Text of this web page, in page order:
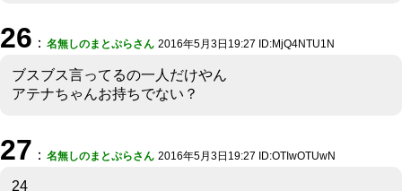
26 ： 名無しのまとぷらさん 2016年5月3日19:27 ID:MjQ4NTU1N
ブスブス言ってるの一人だけやん
アテナちゃんお持ちでない？
27 ： 名無しのまとぷらさん 2016年5月3日19:27 ID:OTIwOTUwN
24